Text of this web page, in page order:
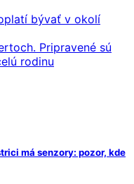
bývať v okolí
Pripravené sú
rodinu
má senzory: pozor, kde